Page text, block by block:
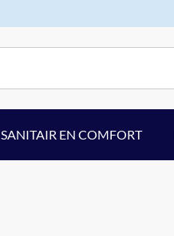
SANITAIR EN COMFORT